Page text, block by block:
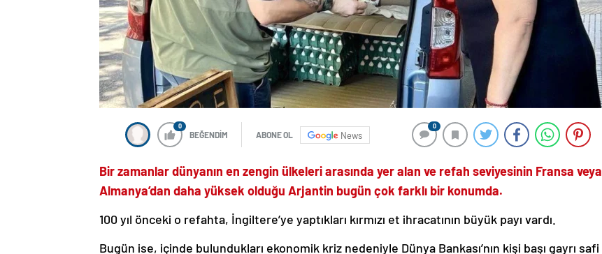
0
BEĞENDİM ABONE OL News
0
Bir zamanlar dünyanın en zengin ülkeleri arasında yer alan ve refah seviyesinin Fransa veya
Almanya’dan daha yüksek olduğu Arjantin bugün çok farklı bir konumda.
100 yıl önceki o refahta, İngiltere’ye yaptıkları kırmızı et ihracatının büyük payı vardı.
Bugün ise, içinde bulundukları ekonomik kriz nedeniyle Dünya Bankası’nın kişi başı gayrı safi